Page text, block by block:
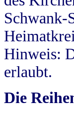
Schwank-
Hinweis:
erlaubt.
Die